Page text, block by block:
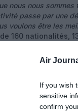
Air
If you wish
sensitive
confirm
nous nous
passe par une
voulons être les
160 nationalités,
une force
sera encore plus
déclarées pour
(passagers et
milliards de
et restant en